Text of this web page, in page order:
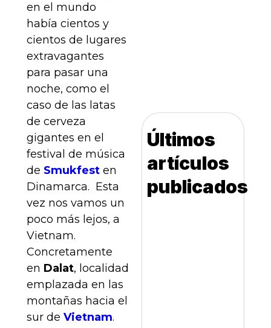
en el mundo
había cientos y
cientos de lugares
extravagantes
para pasar una
noche, como el
caso de las latas
de cerveza
gigantes en el
festival de música
de Smukfest en
Dinamarca. Esta
vez nos vamos un
poco más lejos, a
Vietnam.
Concretamente
en Dalat, localidad
emplazada en las
montañas hacia el
sur deVietnam.
Últimos
artículos
publicados